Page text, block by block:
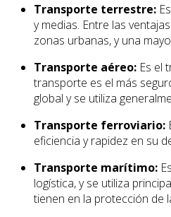
Transporte terrestre:
y medias. Entre las
zonas urbanas, y una
Transporte aéreo: Es el
transporte es el más
global y se utiliza
Transporte ferroviario:
eficiencia y rapidez en su
Transporte marítimo:
logística, y se utiliza
tienen en la protección de